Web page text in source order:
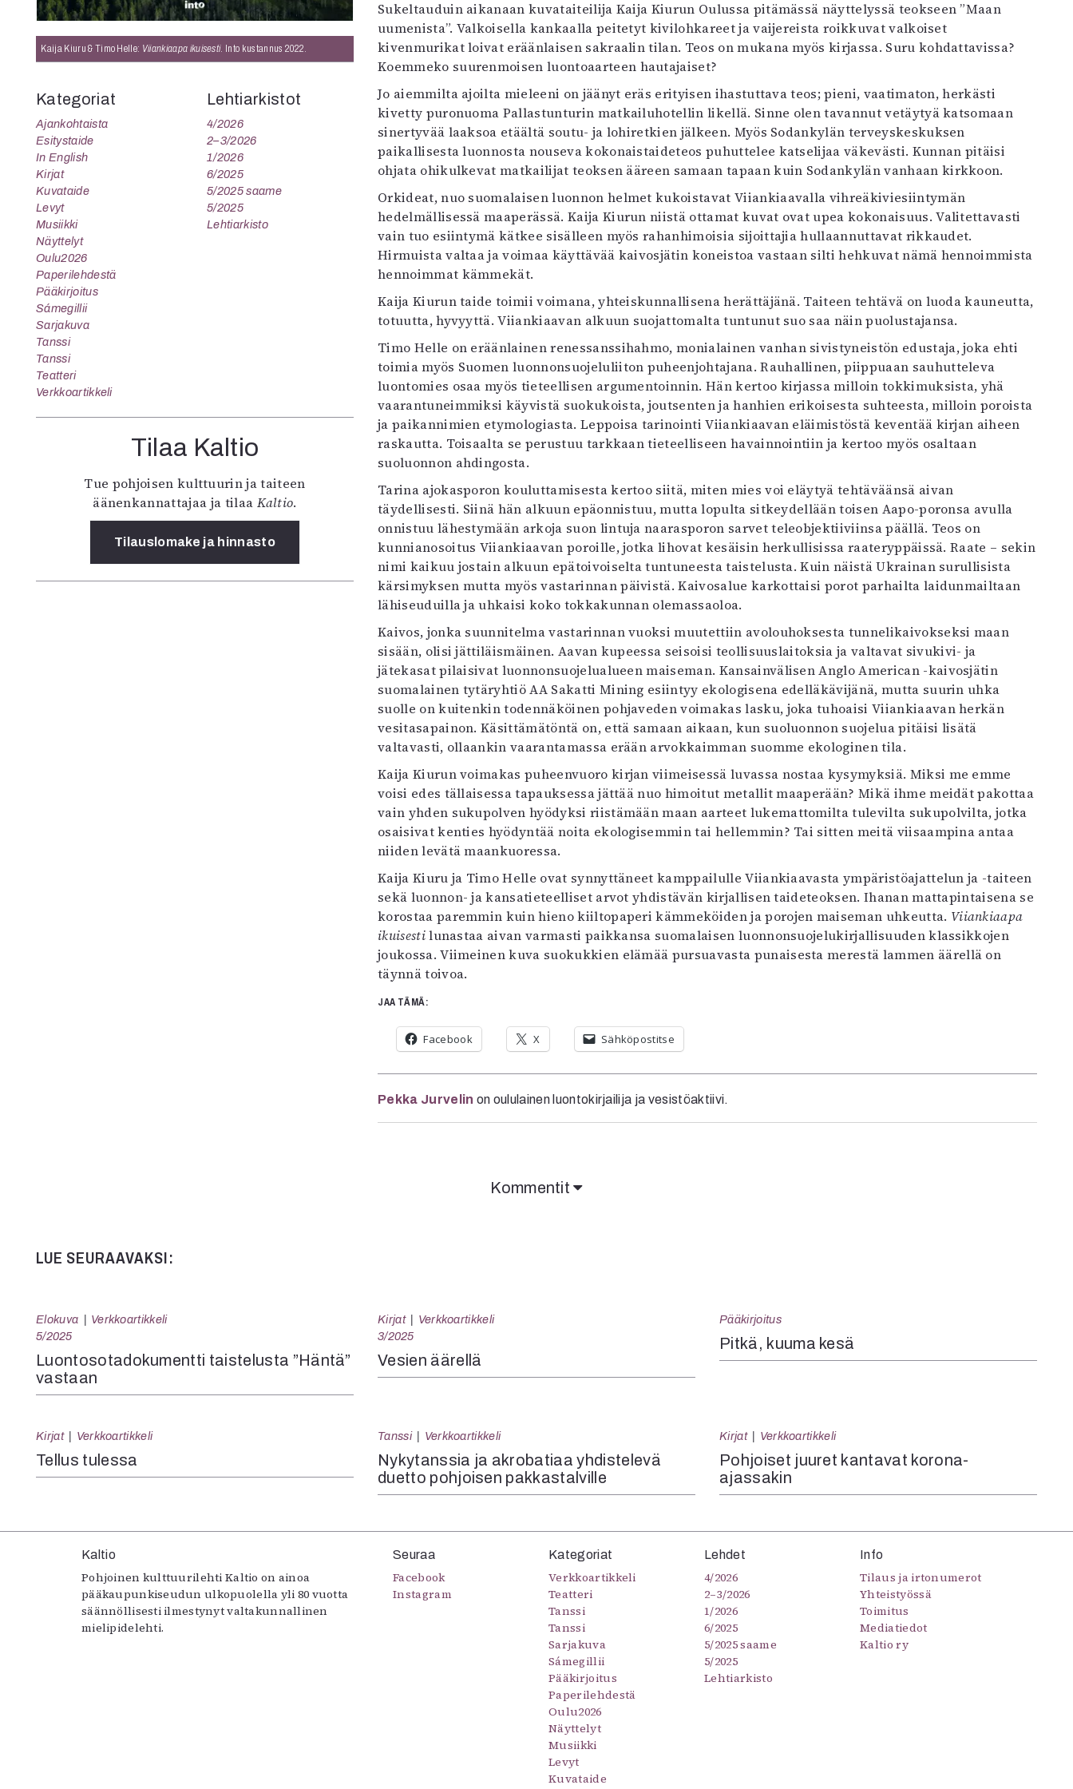
Kuvataide
Kirjat
In English
Esitystaide
Arkisto
Sukeltauduin aikanaan kuvataiteilija Kaija Kiurun Oulussa pitämässä näyttelyssä teokseen ”Maan
uumenista”. Valkoisella kankaalla peitetyt kivilohkareet ja vaijereista roikkuvat valkoiset
kivenmurikat loivat eräänlaisen sakraalin tilan. Teos on mukana myös kirjassa. Suru kohdattavissa?
Koemmeko suurenmoisen luontoaarteen hautajaiset?
Jo aiemmilta ajoilta mieleeni on jäänyt eräs erityisen ihastuttava teos; pieni, vaatimaton, herkästi
kivetty puronuoma Pallastunturin matkailuhotellin likellä. Sinne olen tavannut vetäytyä katsomaan
sinertyvää laaksoa etäältä soutu- ja lohiretkien jälkeen. Myös Sodankylän terveyskeskuksen
paikallisesta luonnosta nouseva kokonaistaideteos puhuttelee katselijaa väkevästi. Kunnan pitäisi
ohjata ohikulkevat matkailijat teoksen ääreen samaan tapaan kuin Sodankylän vanhaan kirkkoon.
Orkideat, nuo suomalaisen luonnon helmet kukoistavat Viiankiaavalla vihreäkiviesiintymän
hedelmällisessä maaperässä. Kaija Kiurun niistä ottamat kuvat ovat upea kokonaisuus. Valitettavasti
vain tuo esiintymä kätkee sisälleen myös rahanhimoisia sijoittajia hullaannuttavat rikkaudet.
Hirmuista valtaa ja voimaa käyttävää kaivosjätin koneistoa vastaan silti hehkuvat nämä hennoimmista
hennoimmat kämmekät.
Kaija Kiurun taide toimii voimana, yhteiskunnallisena herättäjänä. Taiteen tehtävä on luoda kauneutta,
totuutta, hyvyyttä. Viiankiaavan alkuun suojattomalta tuntunut suo saa näin puolustajansa.
Timo Helle on eräänlainen renessanssihahmo, monialainen vanhan sivistyneistön edustaja, joka ehti
toimia myös Suomen luonnonsuojeluliiton puheenjohtajana. Rauhallinen, piippuaan sauhutteleva
luontomies osaa myös tieteellisen argumentoinnin. Hän kertoo kirjassa milloin tokkimuksista, yhä
vaarantuneimmiksi käyvistä suokukoista, joutsenten ja hanhien erikoisesta suhteesta, milloin poroista
ja paikannimien etymologiasta. Leppoisa tarinointi Viiankiaavan eläimistöstä keventää kirjan aiheen
raskautta. Toisaalta se perustuu tarkkaan tieteelliseen havainnointiin ja kertoo myös osaltaan
suoluonnon ahdingosta.
Tarina ajokasporon kouluttamisesta kertoo siitä, miten mies voi eläytyä tehtäväänsä aivan
täydellisesti. Siinä hän alkuun epäonnistuu, mutta lopulta sitkeydellään toisen Aapo-poronsa avulla
onnistuu lähestymään arkoja suon lintuja naarasporon sarvet teleobjektiiviinsa päällä. Teos on
kunnianosoitus Viiankiaavan poroille, jotka lihovat kesäisin herkullisissa raateryppäissä. Raate – sekin
nimi kaikuu jostain alkuun epätoivoiselta tuntuneesta taistelusta. Kuin näistä Ukrainan surullisista
kärsimyksen mutta myös vastarinnan päivistä. Kaivosalue karkottaisi porot parhailta laidunmailtaan
lähiseuduilla ja uhkaisi koko tokkakunnan olemassaoloa.
Kaivos, jonka suunnitelma vastarinnan vuoksi muutettiin avolouhoksesta tunnelikaivokseksi maan
sisään, olisi jättiläismäinen. Aavan kupeessa seisoisi teollisuuslaitoksia ja valtavat sivukivi- ja
jätekasat pilaisivat luonnonsuojelualueen maiseman. Kansainvälisen Anglo American -kaivosjätin
suomalainen tytäryhtiö AA Sakatti Mining esiintyy ekologisena edelläkävijänä, mutta suurin uhka
suolle on kuitenkin todennäköinen pohjaveden voimakas lasku, joka tuhoaisi Viiankiaavan herkän
vesitasapainon. Käsittämätöntä on, että samaan aikaan, kun suoluonnon suojelua pitäisi lisätä
valtavasti, ollaankin vaarantamassa erään arvokkaimman suomme ekologinen tila.
Kaija Kiurun voimakas puheenvuoro kirjan viimeisessä luvassa nostaa kysymyksiä. Miksi me emme
voisi edes tällaisessa tapauksessa jättää nuo himoitut metallit maaperään? Mikä ihme meidät pakottaa
vain yhden sukupolven hyödyksi riistämään maan aarteet lukemattomilta tulevilta sukupolvilta, jotka
osaisivat kenties hyödyntää noita ekologisemmin tai hellemmin? Tai sitten meitä viisaampina antaa
niiden levätä maankuoressa.
Kaija Kiuru ja Timo Helle ovat synnyttäneet kamppailulle Viiankiaavasta ympäristöajattelun ja -taiteen
sekä luonnon- ja kansatieteelliset arvot yhdistävän kirjallisen taideteoksen. Ihanan mattapintaisena se
korostaa paremmin kuin hieno kiiltopaperi kämmeköiden ja porojen maiseman uhkeutta. Viiankiaapa
ikuisestilunastaa aivan varmasti paikkansa suomalaisen luonnonsuojelukirjallisuuden klassikkojen
joukossa. Viimeinen kuva suokukkien elämää pursuavasta punaisesta merestä lammen äärellä on
täynnä toivoa.
JAA TÄMÄ:
Facebook X Sähköpostitse
Pekka Jurvelin on oululainen luontokirjailija ja vesistöaktiivi.
Kaija Kiuru & Timo Helle: Viiankiaapa ikuisesti. Into kustannus 2022.
Kategoriat
Ajankohtaista
Esitystaide
In English
Kirjat
Kuvataide
Levyt
Musiikki
Näyttelyt
Oulu2026
Paperilehdestä
Pääkirjoitus
Sámegillii
Sarjakuva
Tanssi
Tanssi
Teatteri
Verkkoartikkeli
Lehtiarkistot
4/2026
2–3/2026
1/2026
6/2025
5/2025 saame
5/2025
Lehtiarkisto
Tilaa Kaltio
Tue pohjoisen kulttuurin ja taiteen
äänenkannattajaa ja tilaa Kaltio.
Tilauslomake ja hinnasto
Kommentit
LUE SEURAAVAKSI:
Elokuva
Verkkoartikkeli
5/2025
Luontosotadokumentti taistelusta ”Häntä”
vastaan
Kirjat
Verkkoartikkeli
3/2025
Vesien äärellä
Pääkirjoitus
Pitkä, kuuma kesä
Kirjat Verkkoartikkeli
Tellus tulessa
Tanssi Verkkoartikkeli
Nykytanssia ja akrobatiaa yhdistelevä
duetto pohjoisen pakkastalville
Kirjat Verkkoartikkeli
Pohjoiset juuret kantavat korona-
ajassakin
Kaltio
Pohjoinen kulttuurilehti Kaltio on ainoa
pääkaupunkiseudun ulkopuolella yli 80 vuotta
säännöllisesti ilmestynyt valtakunnallinen
mielipidelehti.
Seuraa
Facebook
Instagram
Kategoriat
Verkkoartikkeli
Teatteri
Tanssi
Tanssi
Sarjakuva
Sámegillii
Pääkirjoitus
Paperilehdestä
Oulu2026
Näyttelyt
Musiikki
Levyt
Kuvataide
Lehdet
4/2026
2–3/2026
1/2026
6/2025
5/2025 saame
5/2025
Lehtiarkisto
Info
Tilaus ja irtonumerot
Yhteistyössä
Toimitus
Mediatiedot
Kaltio ry